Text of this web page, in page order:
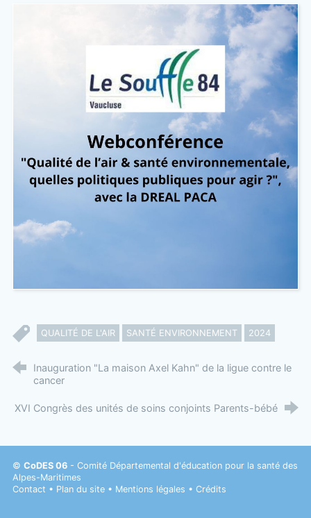
QUALITÉ DE L'AIR SANTÉ ENVIRONNEMENT 2024
Inauguration "La maison Axel Kahn" de la ligue contre le
cancer
XVI Congrès des unités de soins conjoints Parents-bébé
© CoDES 06- Comité Départemental d'éducation pour la santé des
Alpes-Maritimes
Contact • Plan du site• Mentions légales • Crédits